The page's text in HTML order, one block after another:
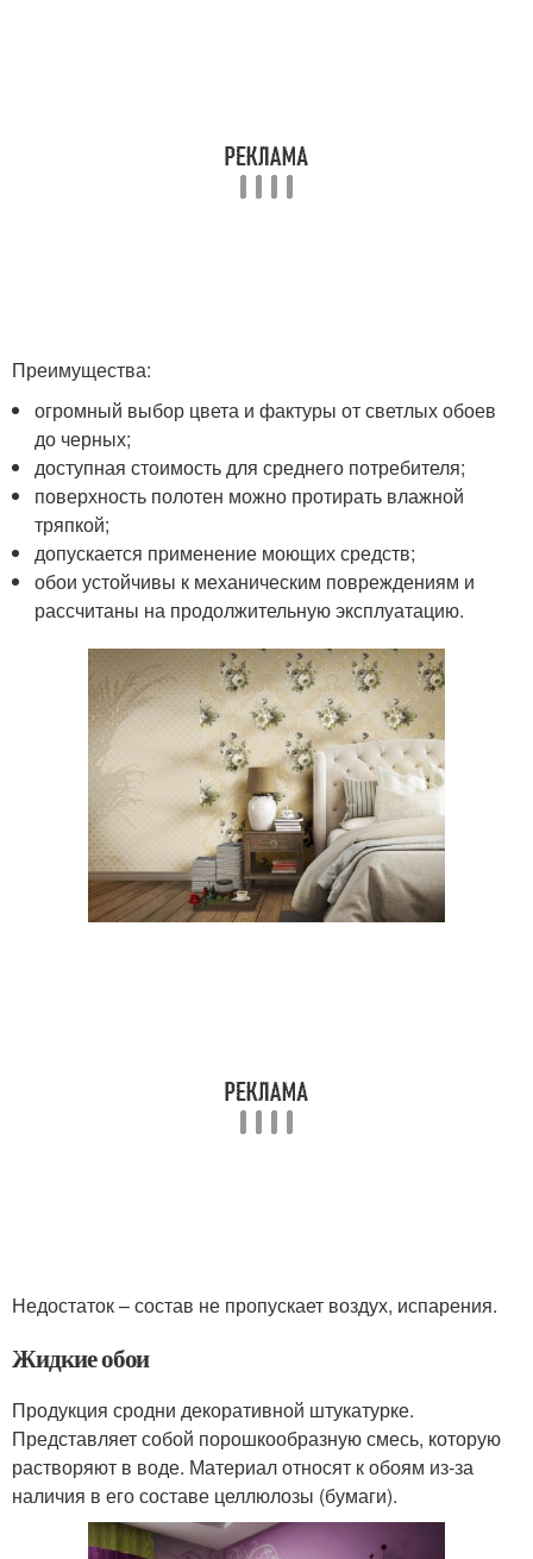
Преимущества:
огромный выбор цвета и фактуры от светлых обоев
до черных;
доступная стоимость для среднего потребителя;
поверхность полотен можно протирать влажной
тряпкой;
допускается применение моющих средств;
обои устойчивы к механическим повреждениям и
рассчитаны на продолжительную эксплуатацию.
Недостаток – состав не пропускает воздух, испарения.
Жидкие обои
Продукция сродни декоративной штукатурке.
Представляет собой порошкообразную смесь, которую
растворяют в воде. Материал относят к обоям из-за
наличия в его составе целлюлозы (бумаги).